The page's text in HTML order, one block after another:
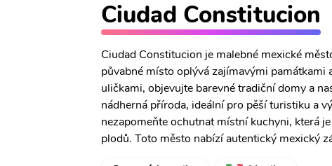
Ciudad Constitucion
Ciudad Constitucion je malebné mexické
půvabné místo oplývá zajímavými
uličkami, objevujte barevné tradiční domy a
nádherná příroda, ideální pro pěší turistiku a
nezapomeňte ochutnat místní kuchyni, která
plodů. Toto město nabízí autentický mexický